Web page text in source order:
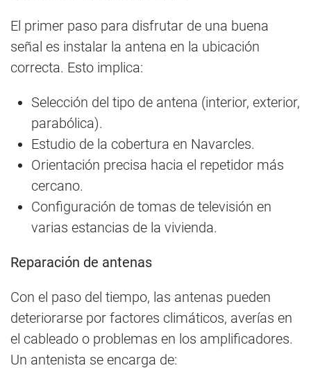
El primer paso para disfrutar de una buena
señal es instalar la antena en la ubicación
correcta. Esto implica:
Selección del tipo de antena (interior, exterior,
parabólica).
Estudio de la cobertura en Navarcles.
Orientación precisa hacia el repetidor más
cercano.
Configuración de tomas de televisión en
varias estancias de la vivienda.
Reparación de antenas
Con el paso del tiempo, las antenas pueden
deteriorarse por factores climáticos, averías en
el cableado o problemas en los amplificadores.
Un antenista se encarga de: